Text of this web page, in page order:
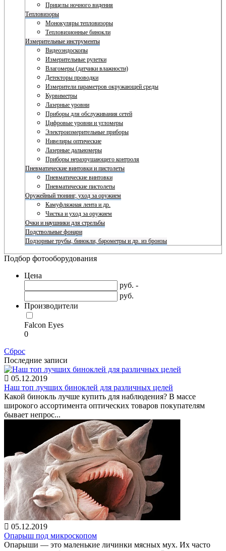
Прицелы ночного видения
Тепловизоры
Монокуляры тепловизоры
Тепловизионные бинокли
Измерительные инструменты
Видеоэндоскопы
Измерительные рулетки
Влагомеры (датчики влажности)
Детекторы проводки
Измерители параметров окружающей среды
Курвиметры
Лазерные уровни
Приборы для обслуживания сетей
Цифровые уровни и угломеры
Электроизмерительные приборы
Нивелиры оптические
Лазерные дальномеры
Приборы неразрушающего контроля
Пневматические винтовки и пистолеты
Пневматические винтовки
Пневматические пистолеты
Оружейный тюнинг, уход за оружием
Камуфляжная лента и др.
Чистка и уход за оружием
Очки и наушники для стрельбы
Подствольные фонари
Подзорные трубы, бинокли, барометры и др. из бронзы
Подбор фотооборудования
Цена
руб. -
руб.
Производители
Falcon Eyes
0
Сброс
Последние записи
05.12.2019
Наш топ лучших биноклей для различных целей
Какой бинокль лучше купить для наблюдения? В массе
широкого ассортимента оптических товаров покупателям
бывает непрос...
05.12.2019
Опарыш под микроскопом
Опарыши — это маленькие личинки мясных мух. Их часто